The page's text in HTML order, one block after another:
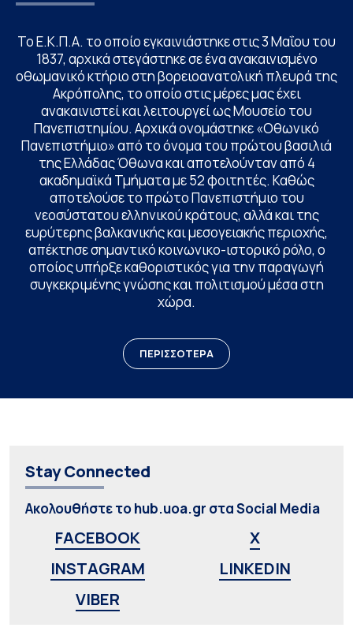
Το Ε.Κ.Π.Α. το οποίο εγκαινιάστηκε στις 3 Μαΐου του
1837, αρχικά στεγάστηκε σε ένα ανακαινισμένο
οθωμανικό κτήριο στη βορειοανατολική πλευρά της
Ακρόπολης, το οποίο στις μέρες μας έχει
ανακαινιστεί και λειτουργεί ως Μουσείο του
Πανεπιστημίου. Αρχικά ονομάστηκε «Οθωνικό
Πανεπιστήμιο» από το όνομα του πρώτου βασιλιά
της Ελλάδας Όθωνα και αποτελούνταν από 4
ακαδημαϊκά Τμήματα με 52 φοιτητές. Καθώς
αποτελούσε το πρώτο Πανεπιστήμιο του
νεοσύστατου ελληνικού κράτους, αλλά και της
ευρύτερης βαλκανικής και μεσογειακής περιοχής,
απέκτησε σημαντικό κοινωνικο-ιστορικό ρόλο, ο
οποίος υπήρξε καθοριστικός για την παραγωγή
συγκεκριμένης γνώσης και πολιτισμού μέσα στη
χώρα.
ΠΕΡΙΣΣΟΤΕΡΑ
Stay Connected
Ακολουθήστε το hub.uoa.gr στα Social Media
FACEBOOK
X
INSTAGRAM
LINKEDIN
VIBER